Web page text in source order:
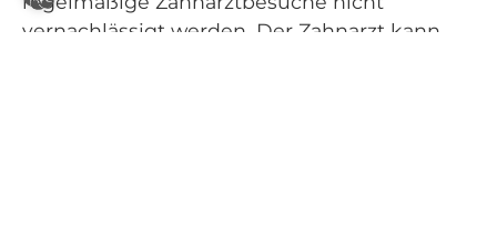
vernachlässigt werden. Der Zahnarzt kann